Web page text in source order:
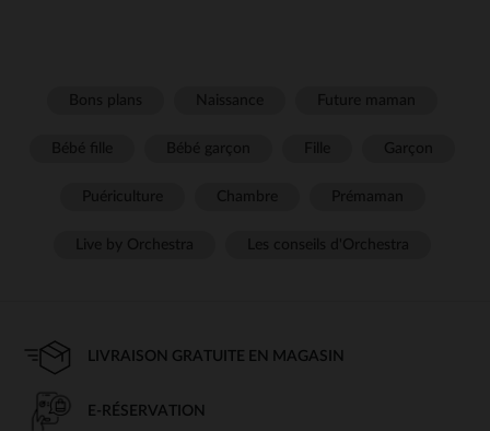
LIVRAISON GRATUITE EN MAGASIN
E-RÉSERVATION